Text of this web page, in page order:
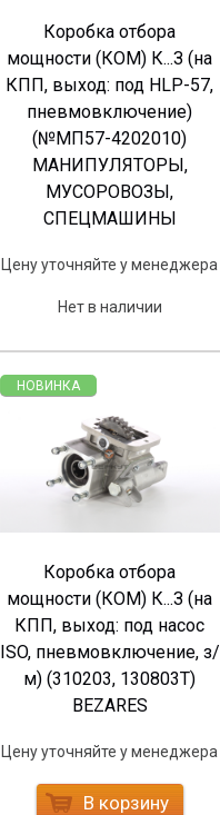
Коробка отбора
мощности (КОМ) К...З (на
КПП, выход: под HLP-57,
пневмовключение)
(№МП57-4202010)
МАНИПУЛЯТОРЫ,
МУСОРОВОЗЫ,
СПЕЦМАШИНЫ
Цену уточняйте у менеджера
Нет в наличии
НОВИНКА
Коробка отбора
мощности (КОМ) К...З (на
КПП, выход: под насос
ISO, пневмовключение, з/
м) (310203, 130803T)
BEZARES
Цену уточняйте у менеджера
В корзину